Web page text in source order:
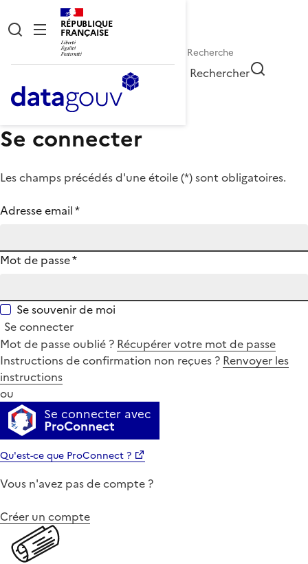
RÉPUBLIQUE
FRANÇAISE
Rechercher
Se connecter
Les champs précédés d'une étoile (*) sont obligatoires.
Adresse email*
Mot de passe*
Se souvenir de moi
Se connecter
Mot de passe oublié ? Récupérer votre mot de passe
Instructions de confirmation non reçues ? Renvoyer les
instructions
ou
Se connecter avec
ProConnect
Qu'est-ce que ProConnect ?
Vous n'avez pas de compte ?
Créer un compte